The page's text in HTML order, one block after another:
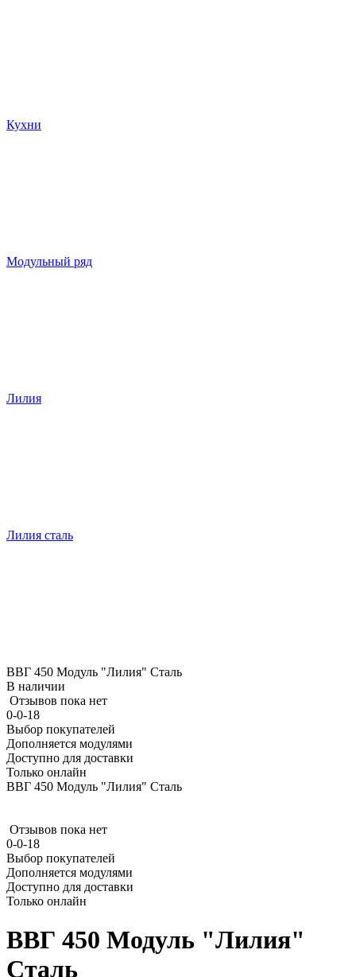
Кухни
Модульный ряд
Лилия
Лилия сталь
ВВГ 450 Модуль "Лилия" Сталь
В наличии
Отзывов пока нет
0-0-18
Выбор покупателей
Дополняется модулями
Доступно для доставки
Только онлайн
ВВГ 450 Модуль "Лилия" Сталь
Отзывов пока нет
0-0-18
Выбор покупателей
Дополняется модулями
Доступно для доставки
Только онлайн
ВВГ 450 Модуль "Лилия"
Сталь